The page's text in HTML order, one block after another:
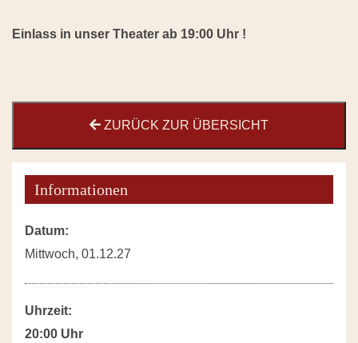
Einlass in unser Theater ab 19:00 Uhr !
ZURÜCK ZUR ÜBERSICHT
Informationen
Datum:
Mittwoch, 01.12.27
Uhrzeit:
20:00 Uhr